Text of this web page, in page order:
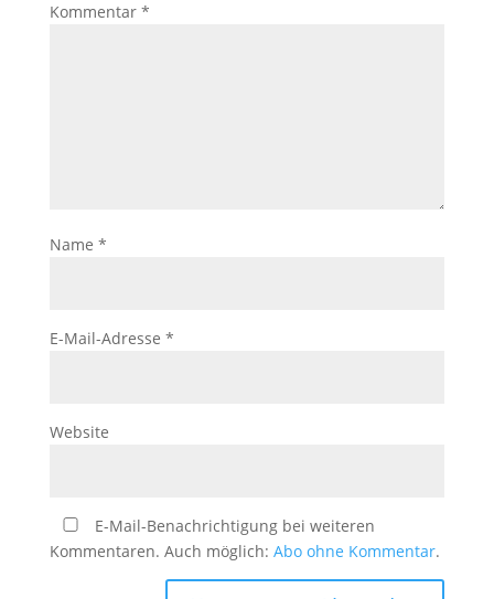
Kommentar *
Name *
E-Mail-Adresse *
Website
E-Mail-Benachrichtigung bei weiteren
Kommentaren. Auch möglich: Abo ohne Kommentar.